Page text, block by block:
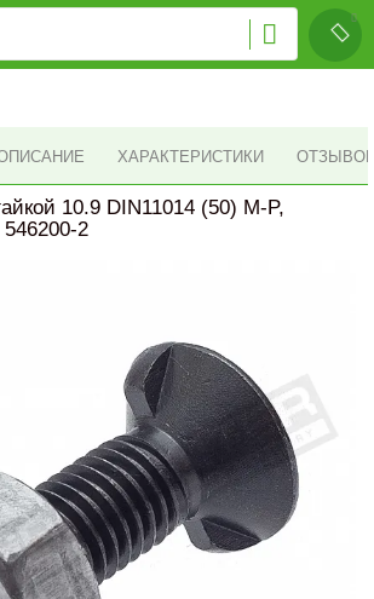
ХАРАКТЕРИСТИКИ ОТЗЫВОВ
10.9 DIN11014 (50) M-P,
2